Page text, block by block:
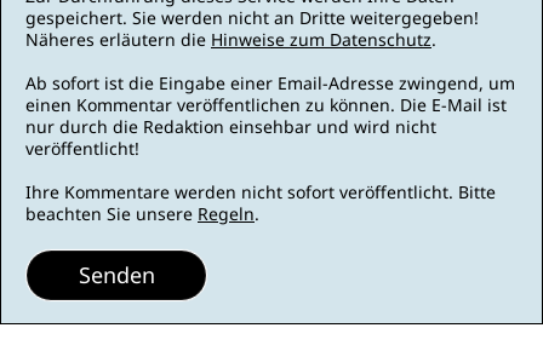
gespeichert. Sie werden nicht an Dritte weitergegeben!
Näheres erläutern die Hinweise zum Datenschutz.
Ab sofort ist die Eingabe einer Email-Adresse zwingend, um
einen Kommentar veröffentlichen zu können. Die E-Mail ist
nur durch die Redaktion einsehbar und wird nicht
veröffentlicht!
Ihre Kommentare werden nicht sofort veröffentlicht. Bitte
beachten Sie unsere Regeln.
Senden